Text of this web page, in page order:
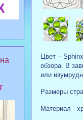
Цвет –
обзора. В
или
Размеры
Материал -